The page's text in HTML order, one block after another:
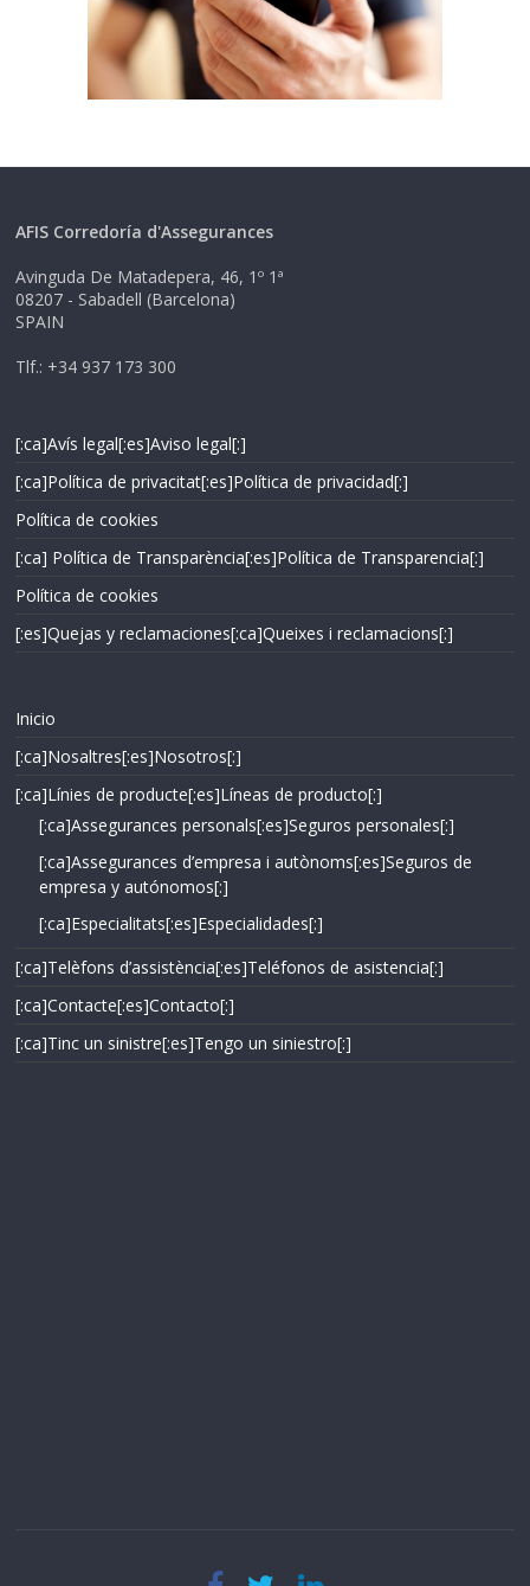
AFIS Corredoría d'Assegurances
Avinguda De Matadepera, 46, 1º 1ª
08207 - Sabadell (Barcelona)
SPAIN
Tlf.: +34 937 173 300
[:ca]Avís legal[:es]Aviso legal[:]
[:ca]Política de privacitat[:es]Política de privacidad[:]
Política de cookies
[:ca] Política de Transparència[:es]Política de Transparencia[:]
Política de cookies
[:es]Quejas y reclamaciones[:ca]Queixes i reclamacions[:]
Inicio
[:ca]Nosaltres[:es]Nosotros[:]
[:ca]Línies de producte[:es]Líneas de producto[:]
[:ca]Assegurances personals[:es]Seguros personales[:]
[:ca]Assegurances d’empresa i autònoms[:es]Seguros de
empresa y autónomos[:]
[:ca]Especialitats[:es]Especialidades[:]
[:ca]Telèfons d’assistència[:es]Teléfonos de asistencia[:]
[:ca]Contacte[:es]Contacto[:]
[:ca]Tinc un sinistre[:es]Tengo un siniestro[:]